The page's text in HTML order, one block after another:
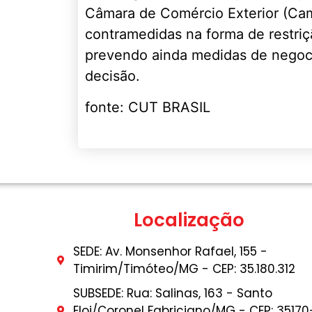
Câmara de Comércio Exterior
contramedidas na forma de
prevendo ainda medidas de
decisão.
fonte: CUT BRASIL
Localização
SEDE: Av. Monsenhor Rafael, 155 -
Timirim/Timóteo/MG - CEP: 35.180.312
SUBSEDE: Rua: Salinas, 163 - Santo